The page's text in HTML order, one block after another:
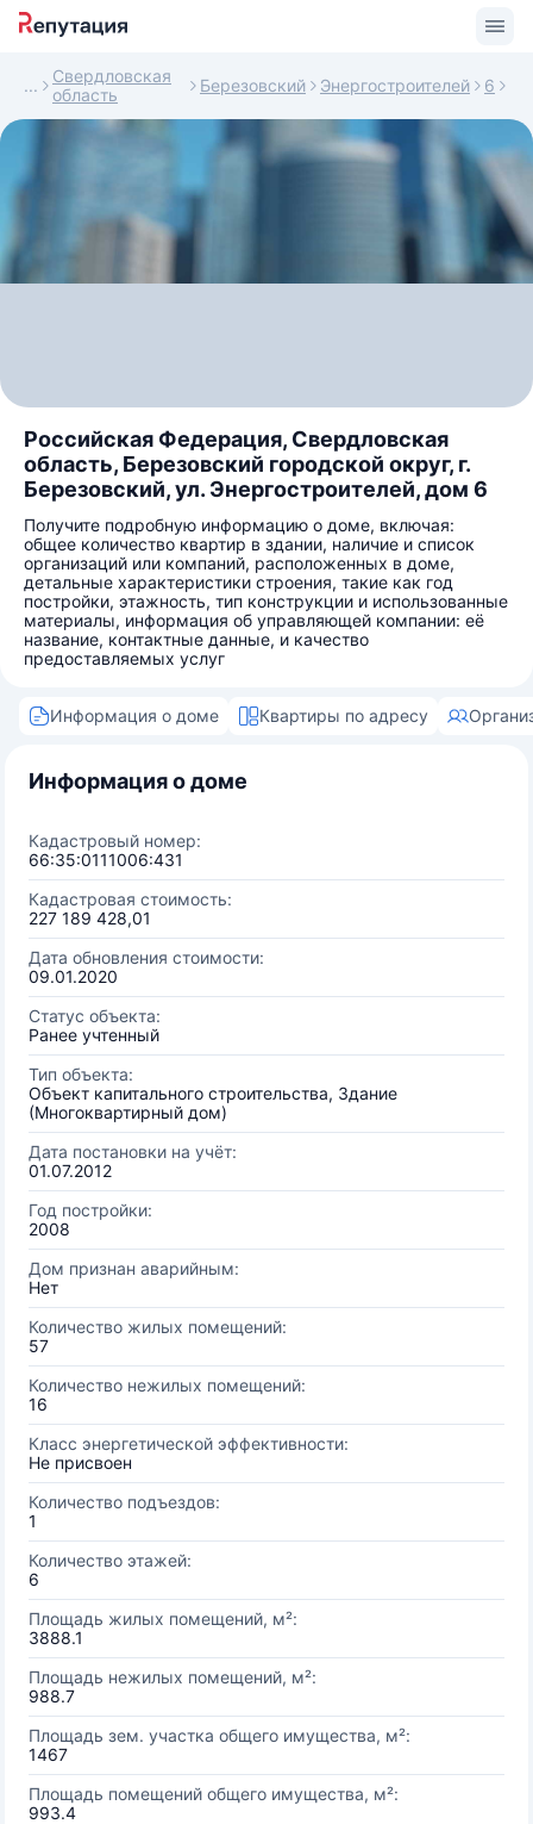
Свердловская
область
Березовский Энергостроителей 6
Российская Федерация, Свердловская
область, Березовский городской округ, г.
Березовский, ул. Энергостроителей, дом 6
Получите подробную информацию о доме, включая:
общее количество квартир в здании, наличие и список
организаций или компаний, расположенных в доме,
детальные характеристики строения, такие как год
постройки, этажность, тип конструкции и использованные
материалы, информация об управляющей компании: её
название, контактные данные, и качество
предоставляемых услуг
Информация о доме Квартиры по адресу
Информация о доме
Кадастровый номер:
66:35:0111006:431
Кадастровая стоимость:
227 189 428,01
Дата обновления стоимости:
09.01.2020
Статус объекта:
Ранее учтенный
Тип объекта:
Объект капитального строительства, Здание
(Многоквартирный дом)
Дата постановки на учёт:
01.07.2012
Год постройки:
2008
Дом признан аварийным:
Нет
Количество жилых помещений:
57
Количество нежилых помещений:
16
Класс энергетической эффективности:
Не присвоен
Количество подъездов:
1
Количество этажей:
6
Площадь жилых помещений, м²:
3888.1
Площадь нежилых помещений, м²:
988.7
Площадь зем. участка общего имущества, м²:
1467
Площадь помещений общего имущества, м²:
993.4